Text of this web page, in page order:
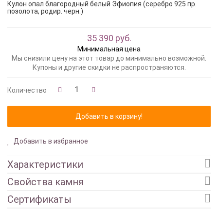
Кулон опал благородный белый Эфиопия (серебро 925 пр.
позолота, родир. черн.)
35 390 руб.
Минимальная цена
Мы снизили цену на этот товар до минимально возможной.
Купоны и другие скидки не распространяются.
Количество
Добавить в избранное
Характеристики
Свойства камня
Сертификаты